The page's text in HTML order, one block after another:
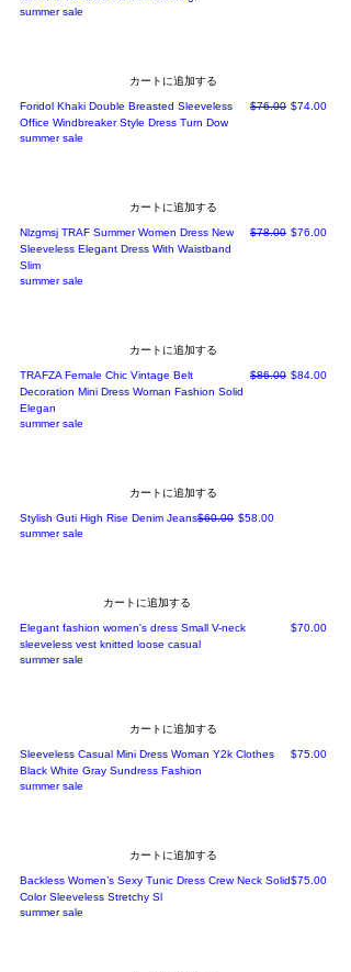
summer sale
カートに追加する
Foridol Khaki Double Breasted Sleeveless
Office Windbreaker Style Dress Turn Dow
通常価格
$76.00 セール価格
$74.00
summer sale
カートに追加する
Nlzgmsj TRAF Summer Women Dress New
Sleeveless Elegant Dress With Waistband
Slim
通常価格
$78.00 セール価格
$76.00
summer sale
カートに追加する
TRAFZA Female Chic Vintage Belt
Decoration Mini Dress Woman Fashion Solid
Elegan
通常価格
$86.00 セール価格
$84.00
summer sale
カートに追加する
Stylish Guti High Rise Denim Jeans通常価格
$60.00 セール価格
$58.00
summer sale
カートに追加する
Elegant fashion women's dress Small V-neck
sleeveless vest knitted loose casual
価格
$70.00
summer sale
カートに追加する
Sleeveless Casual Mini Dress Woman Y2k Clothes
Black White Gray Sundress Fashion
価格
$75.00
summer sale
カートに追加する
Backless Women’s Sexy Tunic Dress Crew Neck Solid
Color Sleeveless Stretchy Sl
価格
$75.00
summer sale